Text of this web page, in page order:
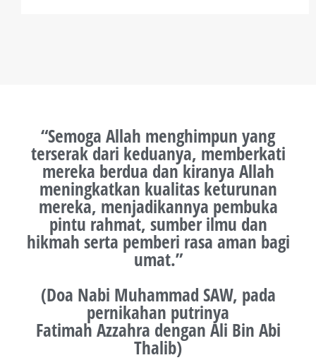
“Semoga Allah menghimpun yang
terserak dari keduanya, memberkati
mereka berdua dan kiranya Allah
meningkatkan kualitas keturunan
mereka, menjadikannya pembuka
pintu rahmat, sumber ilmu dan
hikmah serta pemberi rasa aman bagi
umat.”
(Doa Nabi Muhammad SAW, pada
pernikahan putrinya
Fatimah Azzahra dengan Ali Bin Abi
Thalib)